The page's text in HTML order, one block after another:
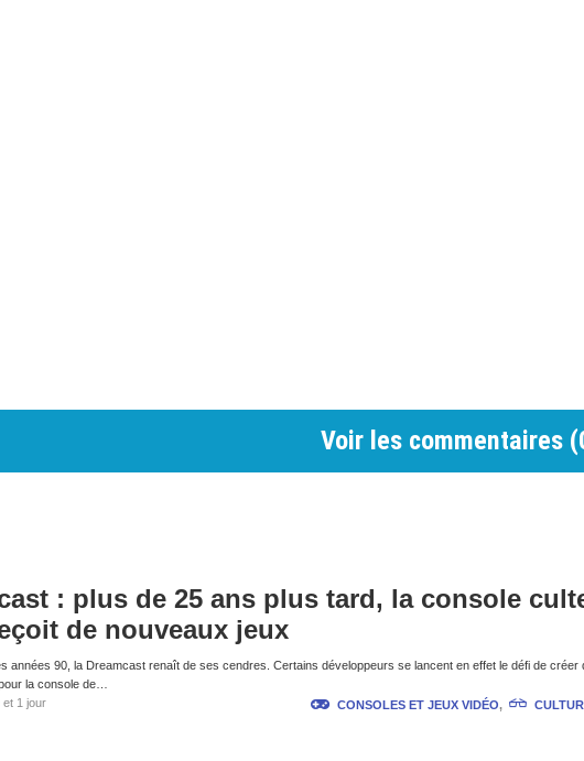
Voir les commentaires (
: plus de 25 ans plus tard, la console
de nouveaux jeux
années 90, la Dreamcast renaît de ses cendres. Certains développeurs se lancent en effet le défi de créer
la console de…
et 1 jour
CONSOLES ET JEUX VIDÉO,